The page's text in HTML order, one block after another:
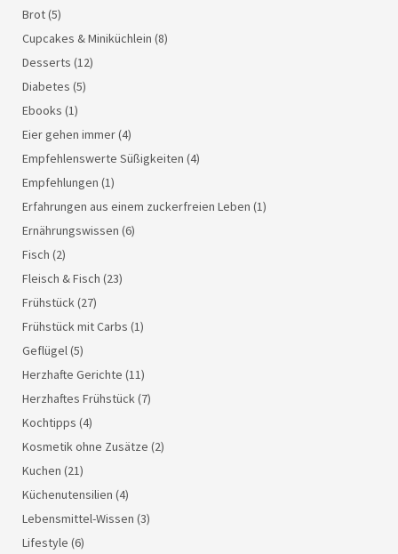
Brot(5)
Cupcakes & Miniküchlein (8)
Desserts (12)
Diabetes (5)
Ebooks (1)
Eier gehen immer(4)
Empfehlenswerte Süßigkeiten (4)
Empfehlungen (1)
Erfahrungen aus einem zuckerfreien Leben (1)
Ernährungswissen (6)
Fisch (2)
Fleisch & Fisch (23)
Frühstück(27)
Frühstück mit Carbs (1)
Geflügel(5)
Herzhafte Gerichte (11)
Herzhaftes Frühstück(7)
Kochtipps (4)
Kosmetik ohne Zusätze (2)
Kuchen (21)
Küchenutensilien (4)
Lebensmittel-Wissen (3)
Lifestyle (6)